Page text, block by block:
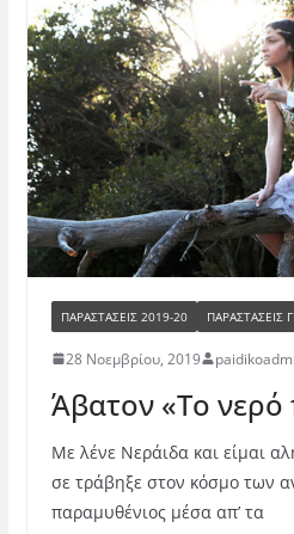
ΠΑΡΑΣΤΑΣΕΙΣ 2019-20 ΠΑΡΑΣΤΆΣΕΙΣ
28 Νοεμβρίου, 2019
Άβατον «Το νερό
Με λένε Νεράιδα και είμαι
σε τράβηξε στον κόσμο των
παραμυθένιος μέσα απ’ τα